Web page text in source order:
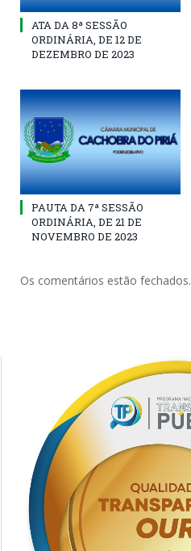
ATA DA 8ª SESSÃO
ORDINÁRIA, DE 12 DE
DEZEMBRO DE 2023
PAUTA DA 7ª SESSÃO
ORDINÁRIA, DE 21 DE
NOVEMBRO DE 2023
Os comentários estão fechados.